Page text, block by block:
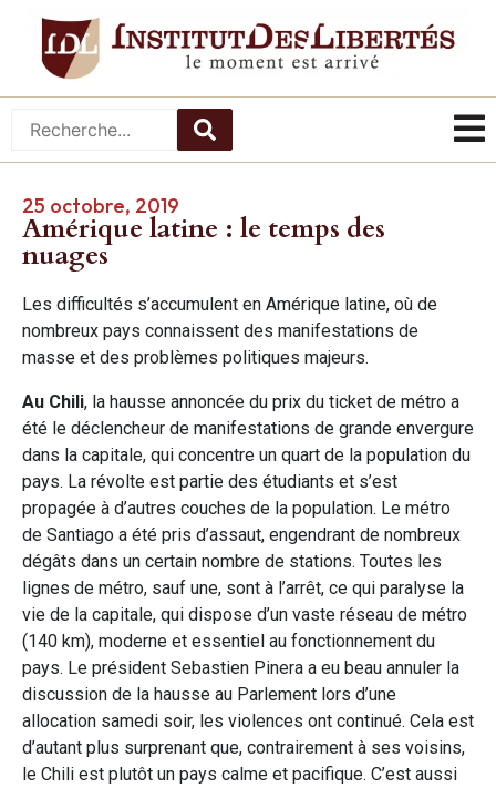
25 octobre, 2019
Amérique latine : le temps des
nuages
Les difficultés s’accumulent en Amérique latine, où de
nombreux pays connaissent des manifestations de
masse et des problèmes politiques majeurs.
Au Chili, la hausse annoncée du prix du ticket de métro a
été le déclencheur de manifestations de grande envergure
dans la capitale, qui concentre un quart de la population du
pays. La révolte est partie des étudiants et s’est
propagée à d’autres couches de la population. Le métro
de Santiago a été pris d’assaut, engendrant de nombreux
dégâts dans un certain nombre de stations. Toutes les
lignes de métro, sauf une, sont à l’arrêt, ce qui paralyse la
vie de la capitale, qui dispose d’un vaste réseau de métro
(140 km), moderne et essentiel au fonctionnement du
pays. Le président Sebastien Pinera a eu beau annuler la
discussion de la hausse au Parlement lors d’une
allocation samedi soir, les violences ont continué. Cela est
d’autant plus surprenant que, contrairement à ses voisins,
le Chili est plutôt un pays calme et pacifique. C’est aussi